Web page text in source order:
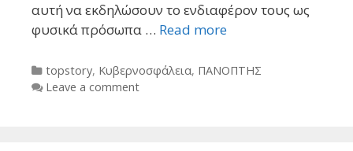
αυτή να εκδηλώσουν το ενδιαφέρον τους ως
φυσικά πρόσωπα … Read more
Categories
topstory, Κυβερνοσφάλεια, ΠΑΝΟΠΤΗΣ
Leave a comment